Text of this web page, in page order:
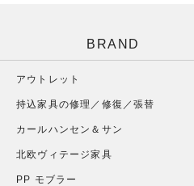
BRAND
アウトレット
持込家具の修理／修復／張替
カールハンセン＆サン
北欧ヴィテージ家具
PP モブラー